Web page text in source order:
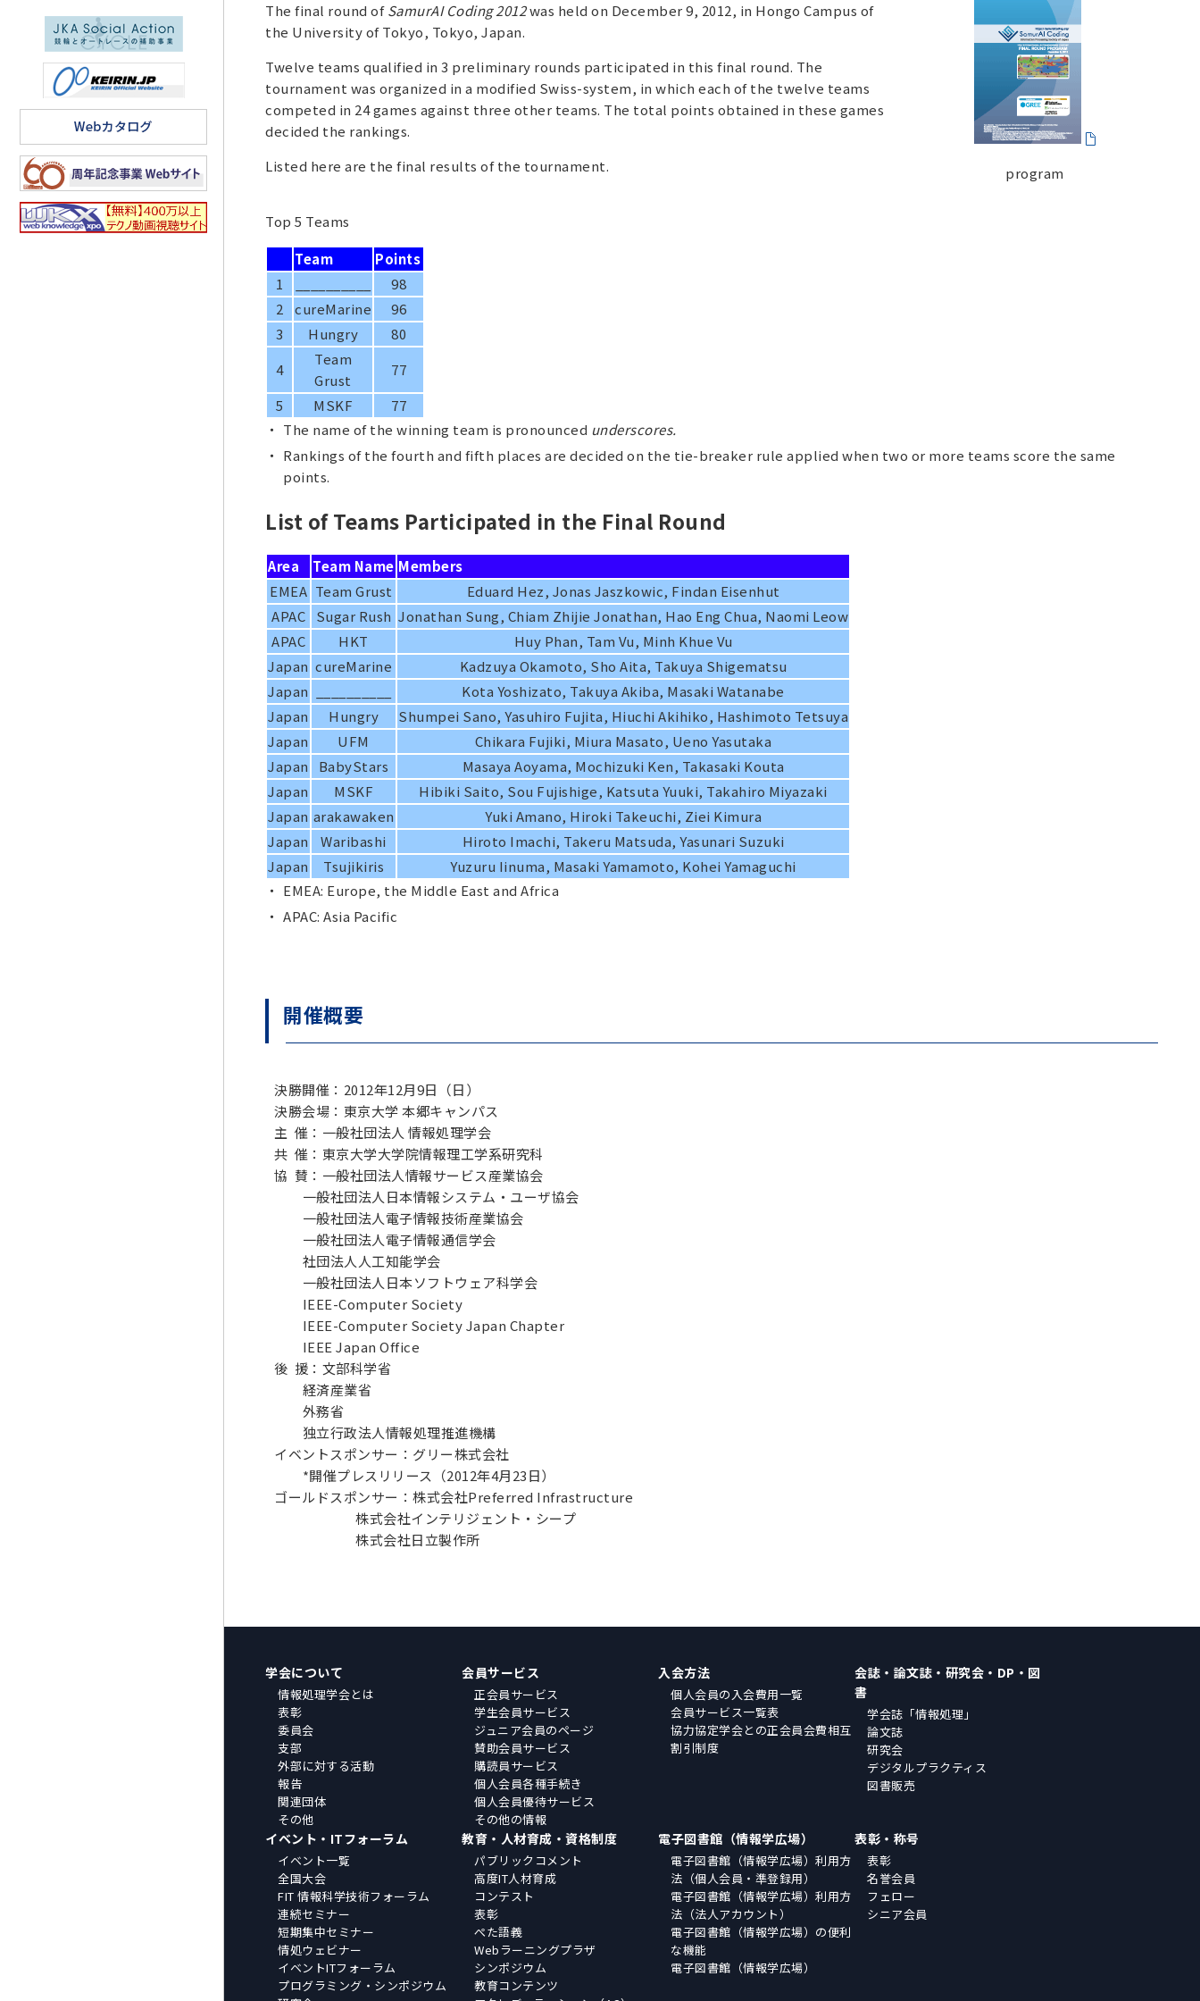
The final round ofSamurAI Coding 2012was held on December 9, 2012, in Hongo Campus of
the University of Tokyo, Tokyo, Japan.
Twelve teams qualified in 3 preliminary rounds participated in this final round. The
tournament was organized in a modified Swiss-system, in which each of the twelve teams
competed in 24 games against three other teams. The total points obtained in these games
decided the rankings.
Listed here are the final results of the tournament.
program
Top 5 Teams
Team
Points
1
98
2
cureMarine
96
3
Hungry
80
4
Team
Grust
77
5
MSKF
77
The name of the winning team is pronounced underscores.
Rankings of the fourth and fifth places are decided on the tie-breaker rule applied when two or more teams score the same
points.
List of Teams Participated in the Final Round
Area Team Name Members
EMEA Team Grust
Eduard Hez, Jonas Jaszkowic, Findan Eisenhut
APAC
Sugar Rush Jonathan Sung, Chiam Zhijie Jonathan, Hao Eng Chua, Naomi Leow
APAC
HKT
Huy Phan, Tam Vu, Minh Khue Vu
Japan cureMarine
Kadzuya Okamoto, Sho Aita, Takuya Shigematsu
Japan
Kota Yoshizato, Takuya Akiba, Masaki Watanabe
Japan
Hungry
Shumpei Sano, Yasuhiro Fujita, Hiuchi Akihiko, Hashimoto Tetsuya
Japan
UFM
Chikara Fujiki, Miura Masato, Ueno Yasutaka
Japan
BabyStars
Masaya Aoyama, Mochizuki Ken, Takasaki Kouta
Japan
MSKF
Hibiki Saito, Sou Fujishige, Katsuta Yuuki, Takahiro Miyazaki
Japan arakawaken
Yuki Amano, Hiroki Takeuchi, Ziei Kimura
Japan
Waribashi
Hiroto Imachi, Takeru Matsuda, Yasunari Suzuki
Japan
Tsujikiris
Yuzuru Iinuma, Masaki Yamamoto, Kohei Yamaguchi
EMEA: Europe, the Middle East and Africa
APAC: Asia Pacific
開催概要
決勝開催：2012年12月9日（日）
決勝会場：東京大学 本郷キャンパス
主 催：一般社団法人 情報処理学会
共 催：東京大学大学院情報理工学系研究科
協 賛：一般社団法人情報サービス産業協会
一般社団法人日本情報システム・ユーザ協会
一般社団法人電子情報技術産業協会
一般社団法人電子情報通信学会
社団法人人工知能学会
一般社団法人日本ソフトウェア科学会
IEEE-Computer Society
IEEE-Computer Society Japan Chapter
IEEE Japan Office
後 援：文部科学省
経済産業省
外務省
独立行政法人情報処理推進機構
イベントスポンサー：グリー株式会社
*開催プレスリリース（2012年4月23日）
ゴールドスポンサー：株式会社Preferred Infrastructure
株式会社インテリジェント・シープ
株式会社日立製作所
学会について
情報処理学会とは
表彰
委員会
支部
外部に対する活動
報告
関連団体
その他
会員サービス
正会員サービス
学生会員サービス
ジュニア会員のページ
賛助会員サービス
購読員サービス
個人会員各種手続き
個人会員優待サービス
その他の情報
入会方法
個人会員の入会費用一覧
会員サービス一覧表
協力協定学会との正会員会費相互
割引制度
会誌・論文誌・研究会・DP・図
書
学会誌「情報処理」
論文誌
研究会
デジタルプラクティス
図書販売
イベント・ITフォーラム
イベント一覧
全国大会
FIT 情報科学技術フォーラム
連続セミナー
短期集中セミナー
情処ウェビナー
イベントITフォーラム
プログラミング・シンポジウム
教育・人材育成・資格制度
パブリックコメント
高度IT人材育成
コンテスト
表彰
ぺた語義
Webラーニングプラザ
シンポジウム
教育コンテンツ
電子図書館（情報学広場）
電子図書館（情報学広場）利用方
法（個人会員・準登録用）
電子図書館（情報学広場）利用方
法（法人アカウント）
電子図書館（情報学広場）の便利
な機能
電子図書館（情報学広場）
表彰・称号
表彰
名誉会員
フェロー
シニア会員